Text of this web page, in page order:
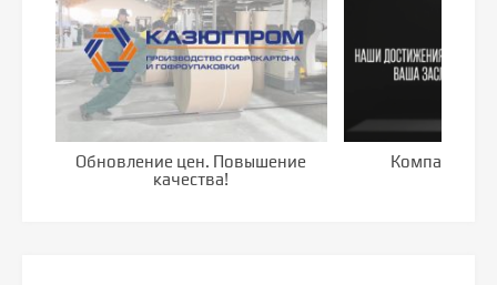
Обновление цен. Повышение
качества!
Компания